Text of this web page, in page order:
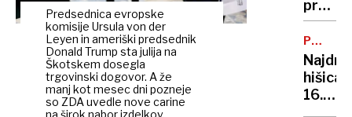
Predsednica evropske
komisije Ursula von der
Leyen in ameriški predsednik
Donald Trump sta julija na
Škotskem dosegla
trgovinski dogovor. A že
manj kot mesec dni pozneje
so ZDA uvedle nove carine
na širok nabor izdelkov.
iz
ne
SEJEM
hišica
16.500
evrov